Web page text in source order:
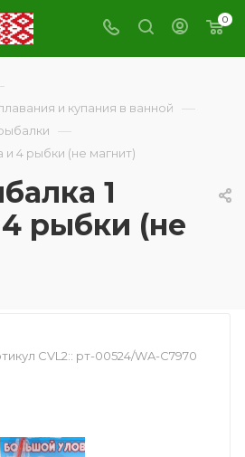
0
и купания в ванной —
—
4 рыбки (не магнит)
1
рыбки (не
CVL2:: рт-00524/WA-C7970